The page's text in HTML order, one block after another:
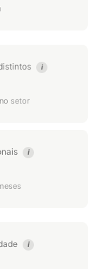
i
setor
i
i